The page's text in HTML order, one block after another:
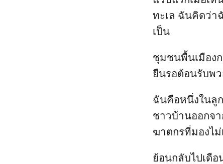
ทะเล ฉันคิดว่า
เป็น
ชุมชนพื้นเมือง
ยืนรอต้อนรับพ
ฉันคือหนึ่งในลูก
ชาวบ้านออกจา
ฆาตกรที่มองไม่
ย้อนกลับไปเดือ